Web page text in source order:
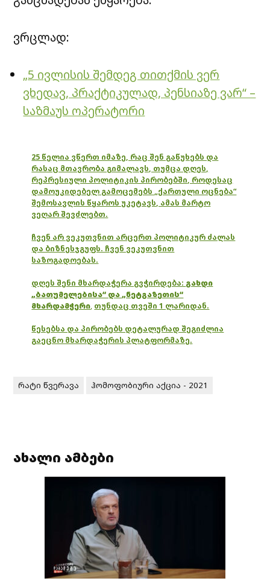
ვრცლად:
„5 ივლისის შემდეგ თითქმის ვერ
ვხედავ, პრაქტიკულად, პენსიაზე ვარ“ –
საზმაუს ოპერატორი
25 წელია ვწერთ იმაზე, რაც შენ გაწუხებს და
რასაც მთავრობა გიმალავს, თუმცა დღეს,
რეპრესიული პოლიტიკის პირობებში, როდესაც
დამოუკიდებელ გამოცემებს „ქართული ოცნება“
შემოსავლის წყაროს უკეტავს, ამას მარტო
ვეღარ შევძლებთ.
ჩვენ არ ვეკუთვნით არცერთ პოლიტიკურ ძალას
და ბიზნესჯგუფს. ჩვენ ვეკუთვნით
საზოგადოებას.
დღეს შენი მხარდაჭერა გვჭირდება: გახდი
„ბათუმელებისა“ და „ნეტგაზეთის“
მხარდამჭერი, თუნდაც თვეში 1 ლარიდან.
წესებსა და პირობებს დეტალურად შეგიძლია
გაეცნო მხარდაჭერის პლატფორმაზე.
რატი წვერავა ჰომოფობიური აქცია - 2021
ახალი ამბები